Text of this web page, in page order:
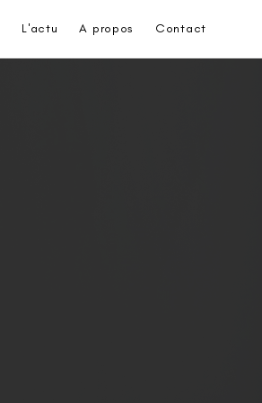
L'actu A propos Contact